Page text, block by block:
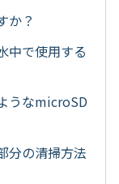
か？
中で使用する
うなmicroSD
分の清掃方法